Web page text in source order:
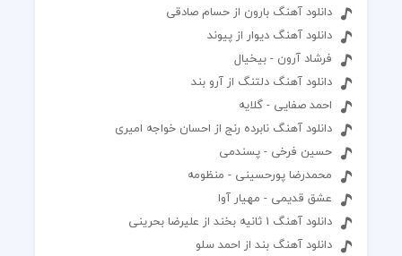
دانلود آهنگ بارون از حسام صادقی
دانلود آهنگ دیوار از پیوند
فرشاد آرون - بیخیال
دانلود آهنگ دلتنگ از آرو بند
احمد صفایی - گلایه
دانلود آهنگ نابرده رنج از احسان خواجه امیری
حسین فرخی - پسندمی
محمدرضا پورحسینی - منظومه
عشق قدیمی - مهیار آوا
دانلود آهنگ 1 ثانیه بخند از علیرضا بحرینی
دانلود آهنگ بند از احمد سلو